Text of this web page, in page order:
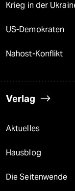
Krieg in der
US-Demokraten
Nahost-Konflikt
Verlag
Aktuelles
Hausblog
Die Seitenwende